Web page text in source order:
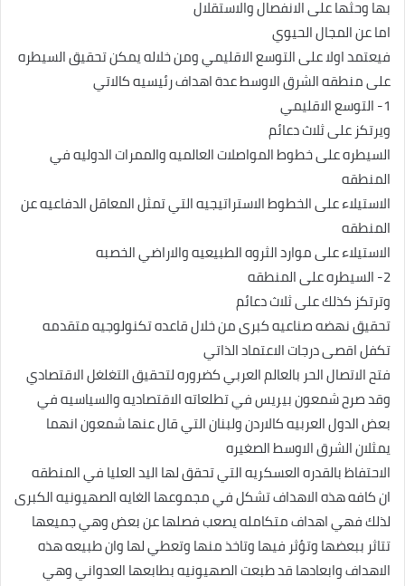
بها وحثها على الانفصال والاستقلال
اما عن المجال الحيوي
فيعتمد اولا على التوسع الاقليمي ومن خلاله يمكن تحقيق السيطره
على منطقه الشرق الاوسط عدة اهداف رئيسيه كالاتي
1- التوسع الاقليمي
ويرتكز على ثلاث دعائم
السيطره على خطوط المواصلات العالميه والممرات الدوليه في
المنطقه
الاستيلاء على الخطوط الاستراتيجيه التي تمثل المعاقل الدفاعيه عن
المنطقه
الاستيلاء على موارد الثروه الطبيعيه والاراضي الخصبه
2- السيطره على المنطقه
وترتكز كذلك على ثلاث دعائم
تحقيق نهضه صناعيه كبرى من خلال قاعده تكنولوجيه متقدمه
تكفل اقصى درجات الاعتماد الذاتي
فتح الاتصال الحر بالعالم العربي كضروره لتحقيق التغلغل الاقتصادي
وقد صرح شمعون بيريس في تطلعاته الاقتصاديه والسياسيه في
بعض الدول العربيه كالاردن ولبنان التي قال عنها شمعون انهما
يمثلان الشرق الاوسط الصغيره
الاحتفاظ بالقدره العسكريه التي تحقق لها اليد العليا في المنطقه
ان كافه هذه الاهداف تشكل في مجموعها الغايه الصهيونيه الكبرى
لذلك فهي اهداف متكامله يصعب فصلها عن بعض وهي جميعها
تتاثر ببعضها وتؤثر فيها وتاخذ منها وتعطي لها وان طبيعه هذه
الاهداف وابعادها قد طبعت الصهيونيه بطابعها العدواني وهي